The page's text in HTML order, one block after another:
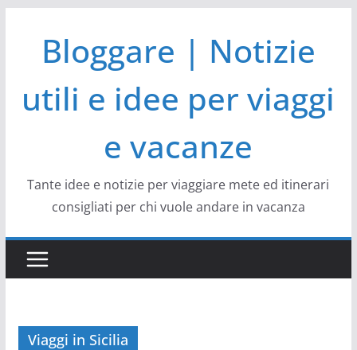
contenutoBloggare | Notizie
utili e idee per viaggi
e vacanze
Tante idee e notizie per viaggiare mete ed itinerari
consigliati per chi vuole andare in vacanza
Viaggi in Sicilia